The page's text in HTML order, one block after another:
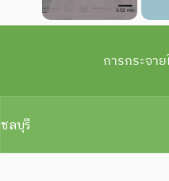
การกระจา
ชลบุรี